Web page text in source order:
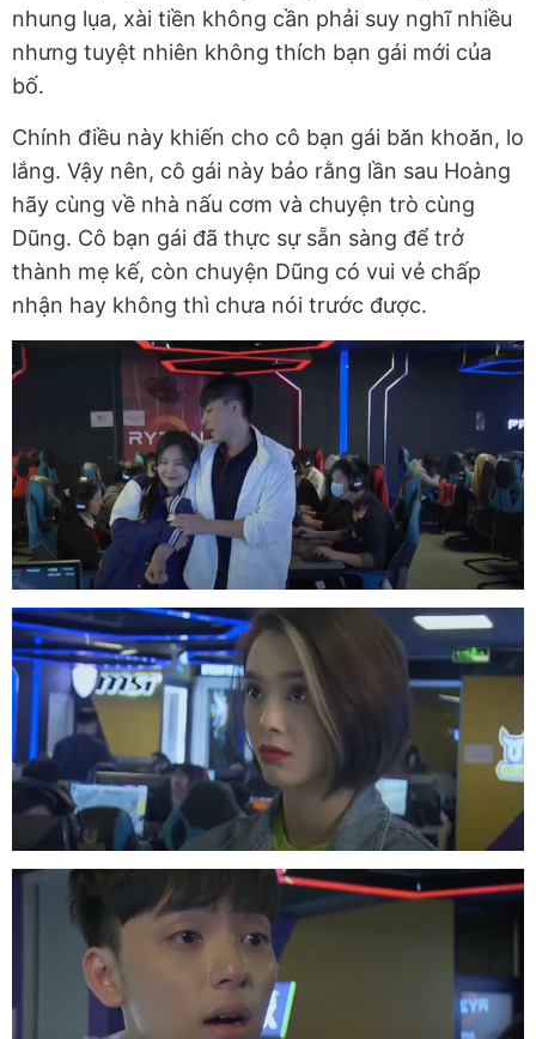
nhung lụa, xài tiền không cần phải suy nghĩ nhiều
nhưng tuyệt nhiên không thích bạn gái mới của
bố.
Chính điều này khiến cho cô bạn gái băn khoăn, lo
lắng. Vậy nên, cô gái này bảo rằng lần sau Hoàng
hãy cùng về nhà nấu cơm và chuyện trò cùng
Dũng. Cô bạn gái đã thực sự sẵn sàng để trở
thành mẹ kế, còn chuyện Dũng có vui vẻ chấp
nhận hay không thì chưa nói trước được.